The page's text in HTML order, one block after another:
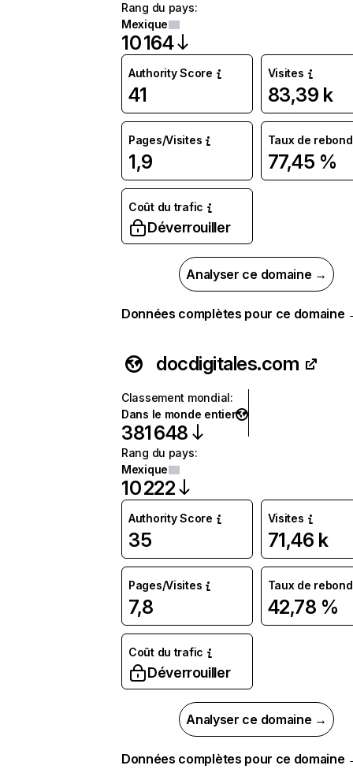
Rang du pays:
Mexique
10 164
Authority Score
41
Visites
83,39 k
Pages/Visites
1,9
Taux de rebond
77,45 %
Coût du trafic
Déverrouiller
Analyser ce domaine →
Données complètes pour ce domaine
docdigitales.com
Classement mondial:
Dans le monde entier
381 648
Rang du pays:
Mexique
10 222
Authority Score
35
Visites
71,46 k
Pages/Visites
7,8
Taux de rebond
42,78 %
Coût du trafic
Déverrouiller
Analyser ce domaine →
Données complètes pour ce domaine